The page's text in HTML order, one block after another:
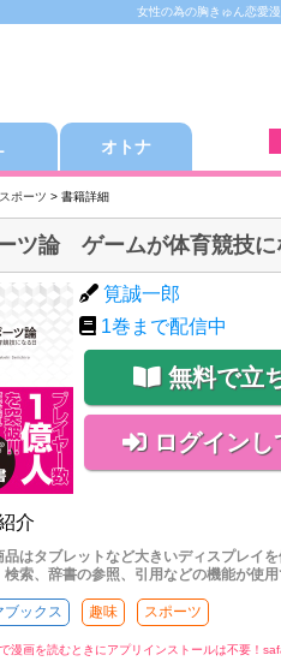
女性の為の胸きゅん恋愛
オトナ
スポーツ > 書籍詳細
ツ論 ゲームが体育競技に
筧誠一郎
1巻まで配信中
無料で立
ログインし
介
はタブレットなど大きいディスプレイ
検索、辞書の参照、引用などの機能が使用
ブックス 趣味 スポーツ
漫画を読むときにアプリインストールは不要！